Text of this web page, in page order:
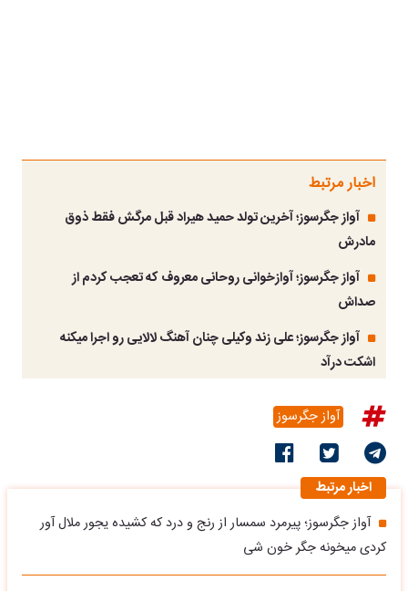
اخبار مرتبط
آواز جگرسوز؛ آخرین تولد حمید هیراد قبل مرگش فقط ذوق
مادرش
آواز جگرسوز؛ آوازخوانی روحانی معروف که تعجب کردم از
صداش
آواز جگرسوز؛ علی زند وکیلی چنان آهنگ لالایی رو اجرا میکنه
اشکت درآد
آواز جگرسوز
اخبار مرتبط
آواز جگرسوز؛ پیرمرد سمسار از رنج و درد که کشیده یجور ملال آور
کردی میخونه جگر خون شی